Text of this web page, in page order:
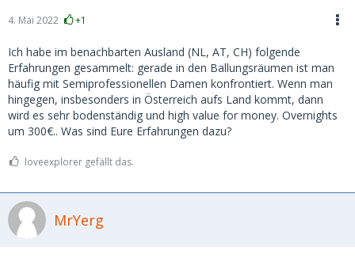
4. Mai 2022 +1
Ich habe im benachbarten Ausland (NL, AT, CH) folgende
Erfahrungen gesammelt: gerade in den Ballungsräumen ist man
häufig mit Semiprofessionellen Damen konfrontiert. Wenn man
hingegen, insbesonders in Österreich aufs Land kommt, dann
wird es sehr bodenständig und high value for money. Overnights
um 300€.. Was sind Eure Erfahrungen dazu?
loveexplorer gefällt das.
MrYerg